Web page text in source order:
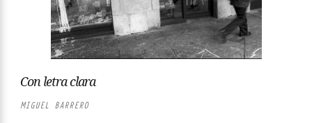
Con letra clara
MIGUEL BARRERO